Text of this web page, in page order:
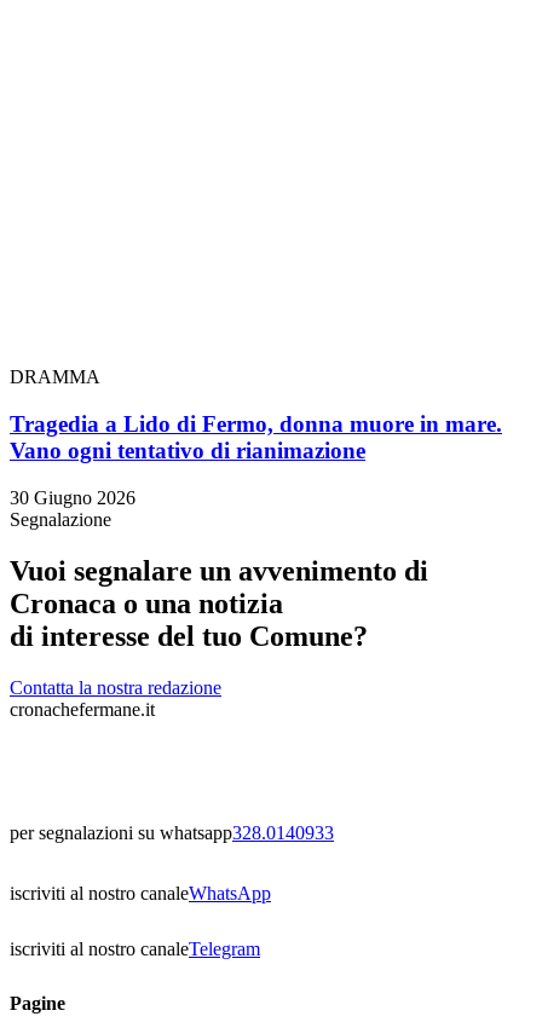
DRAMMA
Tragedia a Lido di Fermo, donna muore in mare.
Vano ogni tentativo di rianimazione
30 Giugno 2026
Segnalazione
Vuoi segnalare un avvenimento di
Cronaca o una notizia
di interesse del tuo Comune?
Contatta la nostra redazione
cronachefermane.it
per segnalazioni su whatsapp328.0140933
iscriviti al nostro canaleWhatsApp
iscriviti al nostro canaleTelegram
Pagine